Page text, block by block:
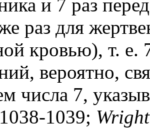
и 7 раз
раз для
кровью), т. е.
вероятно,
числа 7,
1039;